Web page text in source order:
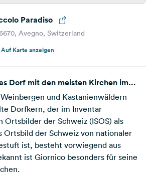
Paradiso
Avegno, Switzerland
Auf Karte anzeigen
Dorf mit den meisten Kirchen im
und Kastanienwäldern
Dorfkern, der im Inventar
Ortsbilder der Schweiz (ISOS) als
Ortsbild der Schweiz von nationaler
ist, besteht vorwiegend aus
ist Giornico besonders für seine